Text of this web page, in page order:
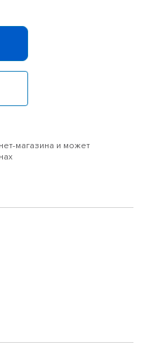
магазина и может